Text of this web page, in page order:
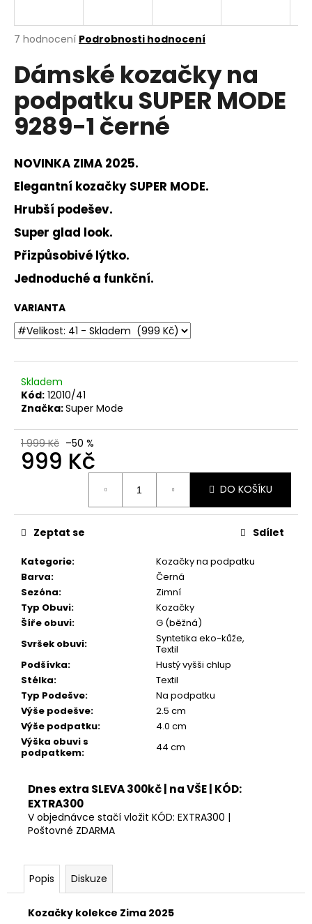
Průměrné
produktu
je
5
hvězdiček.
7 hodnocení Podrobnosti hodnocení
Dámské kozačky na
podpatku SUPER MODE
9289-1 černé
NOVINKA ZIMA 2025.
Elegantní kozačky SUPER MODE.
Hrubší podešev.
Super glad look.
Přizpůsobivé lýtko.
Jednoduché a funkční.
VARIANTA
Skladem
Kód: 12010/41
Značka:Super Mode
1 999 Kč –50 %
999 Kč
DO KOŠÍKU
Kategorie:
Kozačky na podpatku
Barva:
Černá
Sezóna:
Zimní
Typ Obuvi:
Kozačky
Šíře obuvi:
G (běžná)
Svršek obuvi:
Syntetika eko-kůže,
Textil
Podšívka:
Hustý vyšši chlup
Stélka:
Textil
Typ Podešve:
Na podpatku
Výše podešve:
2.5 cm
Výše podpatku:
4.0 cm
Výška obuvi s
podpatkem: 44 cm
Zeptat se Sdílet
Dnes extra SLEVA 300kč | na VŠE | KÓD:
EXTRA300
V objednávce stačí vložit KÓD: EXTRA300 |
Poštovné ZDARMA
Popis Diskuze
Kozačky kolekce Zima 2025
j
t
?
HLEDAT
o
p
r
u
č
u
j
e
m
e
DÁMSKÉ
KOŽENÉ
SANDÁLY
NA
CAPRICE
28708-
28
ČERNÉ
999
Kč
Původně:
899
Kč